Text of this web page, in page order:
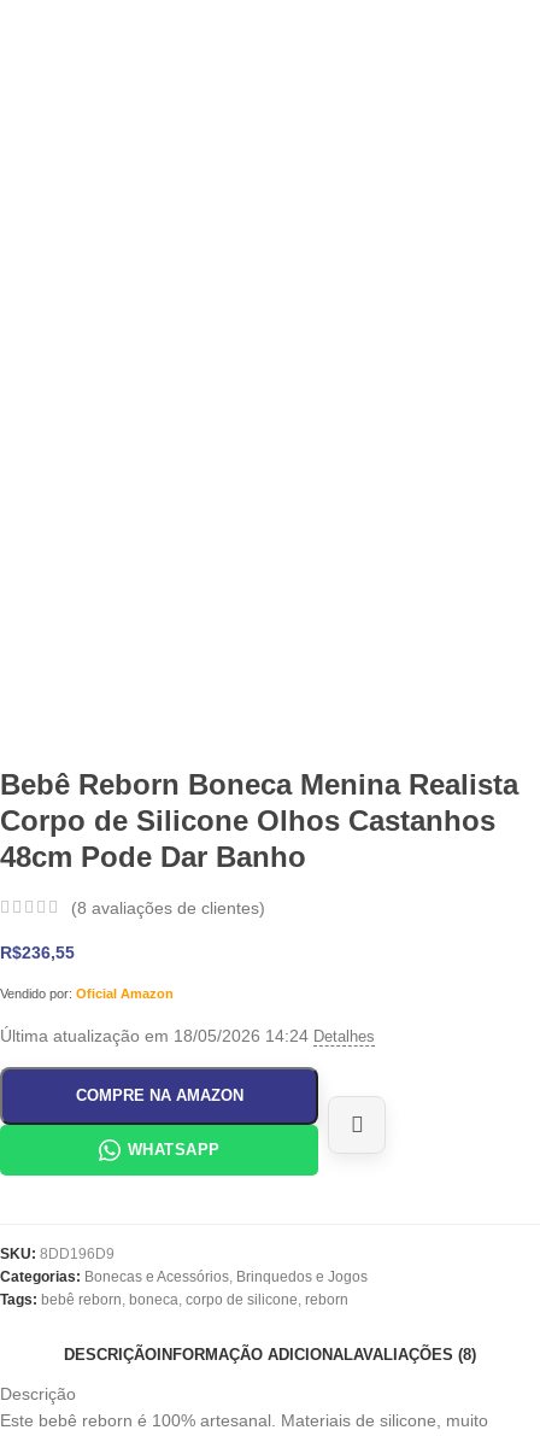
Bebê Reborn Boneca Menina Realista
Corpo de Silicone Olhos Castanhos
48cm Pode Dar Banho
(8 avaliações de clientes)
R$236,55
Vendido por: Oficial Amazon
Última atualização em 18/05/2026 14:24 Detalhes
COMPRE NA AMAZON
WHATSAPP
SKU: 8DD196D9
Categorias: Bonecas e Acessórios, Brinquedos e Jogos
Tags: bebê reborn, boneca, corpo de silicone, reborn
DESCRIÇÃO INFORMAÇÃO ADICIONALAVALIAÇÕES (8)
Descrição
Este bebê reborn é 100% artesanal. Materiais de silicone, muito